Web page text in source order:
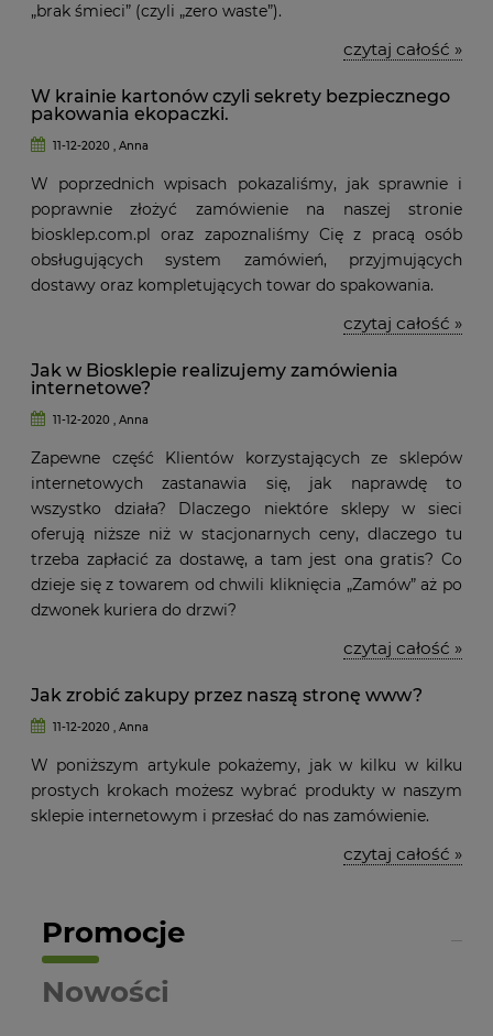
„brak śmieci” (czyli „zero waste”).
czytaj całość »
W krainie kartonów czyli sekrety bezpiecznego
pakowania ekopaczki.
11-12-2020 , Anna
W poprzednich wpisach pokazaliśmy, jak sprawnie i
poprawnie złożyć zamówienie na naszej stronie
biosklep.com.pl oraz zapoznaliśmy Cię z pracą osób
obsługujących system zamówień, przyjmujących
dostawy oraz kompletujących towar do spakowania.
czytaj całość »
Jak w Biosklepie realizujemy zamówienia
internetowe?
11-12-2020 , Anna
Zapewne część Klientów korzystających ze sklepów
internetowych zastanawia się, jak naprawdę to
wszystko działa? Dlaczego niektóre sklepy w sieci
oferują niższe niż w stacjonarnych ceny, dlaczego tu
trzeba zapłacić za dostawę, a tam jest ona gratis? Co
dzieje się z towarem od chwili kliknięcia „Zamów” aż po
dzwonek kuriera do drzwi?
czytaj całość »
Jak zrobić zakupy przez naszą stronę www?
11-12-2020 , Anna
W poniższym artykule pokażemy, jak w kilku w kilku
prostych krokach możesz wybrać produkty w naszym
sklepie internetowym i przesłać do nas zamówienie.
czytaj całość »
Promocje
Nowości